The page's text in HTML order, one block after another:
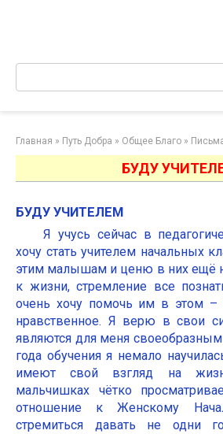
Поиск:
Главная » Путь Добра » Общее Благо »
БУДУ
БУДУ УЧИТЕЛЕМ
Я учусь сейчас в
хочу стать учителем начальных
этим малышам и ценю в них ещё
к жизни, стремление все
очень хочу помочь им в этом –
нравственное. Я верю в свои
являются для меня
года обучения я немало
имеют свой взгляд на
мальчишках чётко
отношение к Женскому
стремиться давать не одни